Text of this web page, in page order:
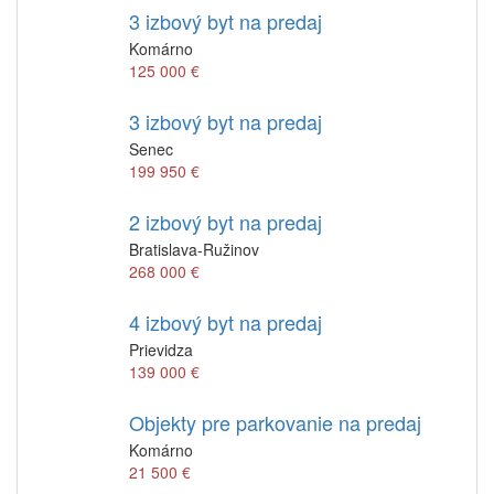
3 izbový byt na predaj
Komárno
125 000 €
3 izbový byt na predaj
Senec
199 950 €
2 izbový byt na predaj
Bratislava-Ružinov
268 000 €
4 izbový byt na predaj
Prievidza
139 000 €
Objekty pre parkovanie na predaj
Komárno
21 500 €